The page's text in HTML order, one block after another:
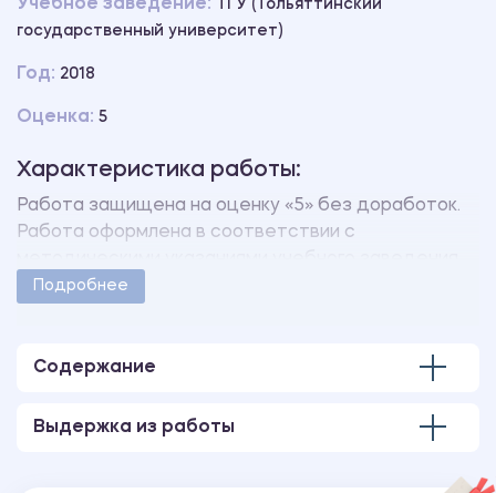
Учебное заведение:
ТГУ (Тольяттинский
государственный университет)
Год: 2018
Оценка: 5
Характеристика работы:
Работа защищена на оценку «5» без доработок.
Работа оформлена в соответствии с
Количество чертежей - 2.
В работе также имеются чертежи, выполненные в
Подробнее
Содержание
Выдержка из работы